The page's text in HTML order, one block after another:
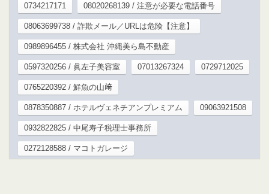
0734217171 08020268139 / 注意が必要な電話番号
08063699738 / 詐欺メール／URLは危険【注意】
0989896455 / 株式会社 沖縄美ら島不動産
0597320256 / 眞左子美容室 07013267324 0729712025
0765220392 / 鮮魚の山﨑
0878350887 / ホテルヴェネチアンプレミアム 09063921508
0932822825 / 中尾寿子税理士事務所
0272128588 / マコトガレージ